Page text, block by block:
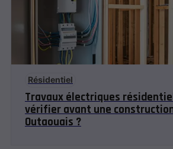
Résidentiel
Travaux électriques
vérifier avant une
Outaouais ?